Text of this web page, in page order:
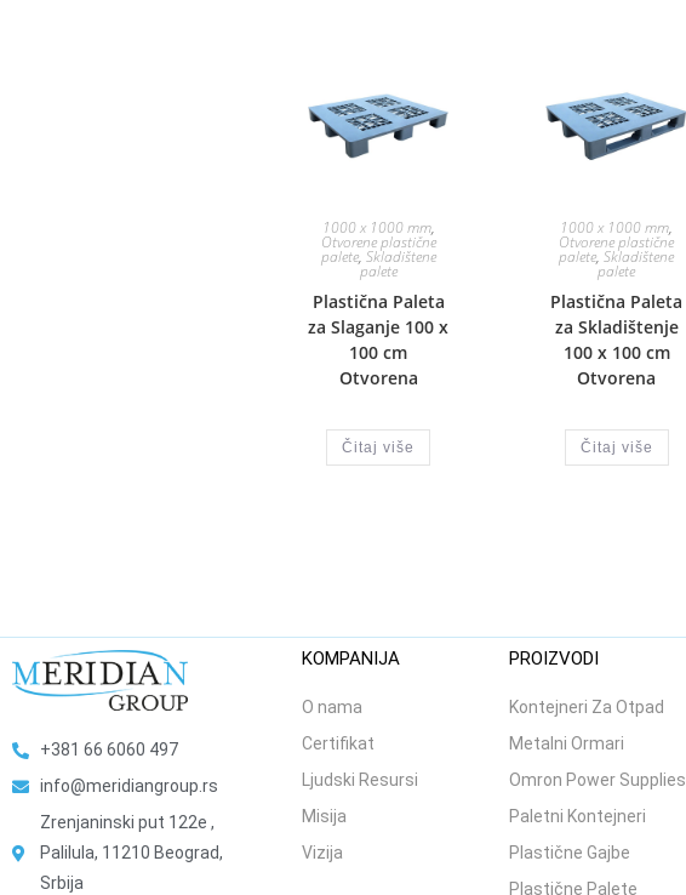
1000 x 1000 mm,
Otvorene plastične
palete, Skladištene
palete
Plastična Paleta
za Slaganje 100 x
100 cm
Otvorena
Čitaj više
1000 x 1000 mm,
Otvorene plastične
palete,Skladištene
palete
Plastična Paleta
za Skladištenje
100 x 100 cm
Otvorena
Čitaj više
+381 66 6060 497
info@meridiangroup.rs
Zrenjaninski put 122e ,
Palilula, 11210 Beograd,
Srbija
KOMPANIJA
O nama
Certifikat
Ljudski Resursi
Misija
Vizija
PROIZVODI
Kontejneri Za Otpad
Metalni Ormari
Omron Power Supplies
Paletni Kontejneri
Plastične Gajbe
Plastične Palete